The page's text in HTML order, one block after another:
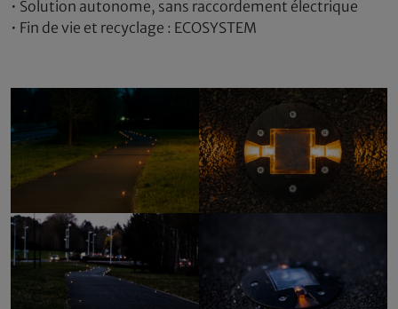
• Solution autonome, sans raccordement électrique
• Fin de vie et recyclage : ECOSYSTEM